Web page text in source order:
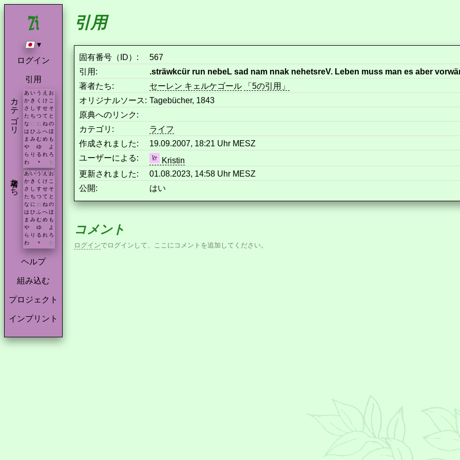
▾
ログイン
引用
カテゴリ あ い う え お
か き く け こ
さ し す せ そ
た ち つ て と
な に ぬ ね の
は ひ ふ へ ほ
ま み む め も
や
ゆ
よ
ら り る れ ろ
わ
* を
著者たち あ い う え お
か き く け こ
さ
し す せ そ
た ち つ て と
な に ぬ ね の
は ひ ふ へ ほ
ま み む め も
や
ゆ
よ
ら り る れ ろ
わ
* を
ヘルプ
組み込む
プロジェクト
インプリント
引用
固有番号（ID）:
567
引用:
.sträwkcür run nebeL sad nam nnak nehetsreV. Leben muss man es aber
著者たち:
セーレン キェルケゴール
「5の引用」
オリジナルソース: Tagebücher, 1843
原典へのリンク:
カテゴリ:
ライフ
作成されました:
19.09.2007, 18:21 Uhr MESZ
ユーザーによる:
Kristin
更新されました:
01.08.2023, 14:58 Uhr MESZ
公開:
はい
コメント
ログインでログインして、ここにコメントを追加してください。